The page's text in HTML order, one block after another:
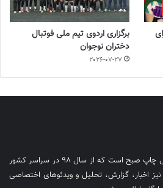
برگزاری اردوی تیم ملی فوتبال
دختران نوجوان
2026-07-27
روزنامه فوتبالز، روزنامه ای ورزشی چاپ صبح است که از سال ۹۸ در سراسر کشور
اخبار، گزارش، تحلیل و ویدئوهای اختصاصی